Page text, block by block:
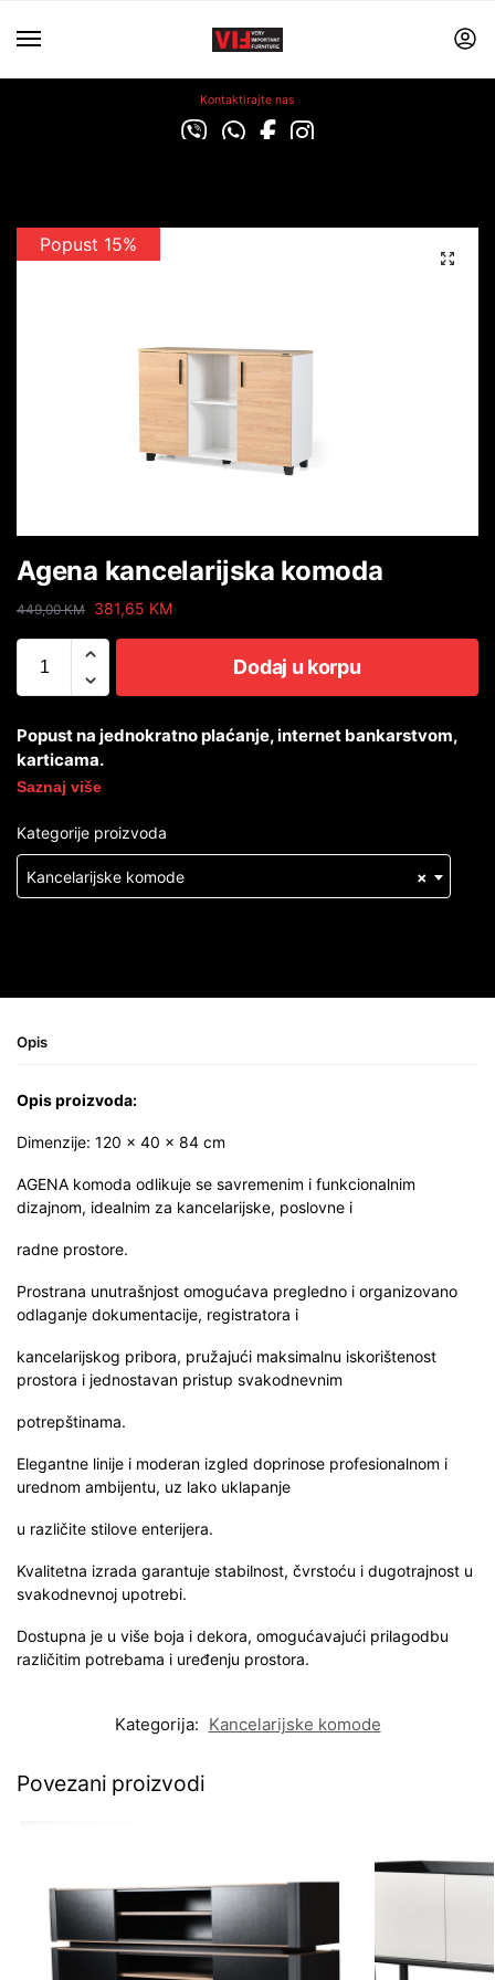
Kontaktirajte nas
Popust 15%
Agena kancelarijska komoda
449,00KM 381,65 KM
Dodaj u korpu
Popust na jednokratno plaćanje, internet bankarstvom,
karticama.
Saznaj više
Kategorije proizvoda
×
Kancelarijske komode
Opis
Opis proizvoda:
Dimenzije: 120 × 40 × 84 cm
AGENA komoda odlikuje se savremenim i funkcionalnim
dizajnom, idealnim za kancelarijske, poslovne i
radne prostore.
Prostrana unutrašnjost omogućava pregledno i organizovano
odlaganje dokumentacije, registratora i
kancelarijskog pribora, pružajući maksimalnu iskorištenost
prostora i jednostavan pristup svakodnevnim
potrepštinama.
Elegantne linije i moderan izgled doprinose profesionalnom i
urednom ambijentu, uz lako uklapanje
u različite stilove enterijera.
Kvalitetna izrada garantuje stabilnost, čvrstoću i dugotrajnost u
svakodnevnoj upotrebi.
Dostupna je u više boja i dekora, omogućavajući prilagodbu
različitim potrebama i uređenju prostora.
Kategorija: Kancelarijske komode
Povezani proizvodi